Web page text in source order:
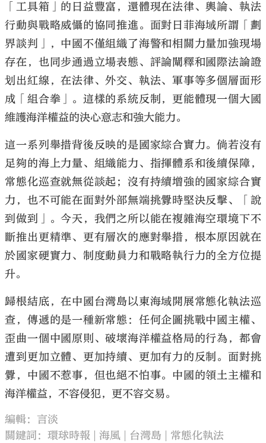
「工具箱」的日益豐富，還體現在法律、輿論、執法
行動與戰略威懾的協同推進。面對日菲海域所謂「劃
界談判」，中國不僅組織了海警和相關力量加強現場
存在，也同步通過立場表態、評論闡釋和國際法論證
划出紅線，在法律、外交、執法、軍事等多個層面形
成「組合拳」。這樣的系統反制，更能體現一個大國
維護海洋權益的決心意志和強大能力。
這一系列舉措背後反映的是國家綜合實力。倘若沒有
足夠的海上力量、組織能力、指揮體系和後續保障，
常態化巡查就無從談起；沒有持續增強的國家綜合實
力，也不可能在面對外部無端挑釁時堅決反擊、「說
到做到」。今天，我們之所以能在複雜海空環境下不
斷推出更精準、更有層次的應對舉措，根本原因就在
於國家硬實力、制度動員力和戰略執行力的全方位提
升。
歸根結底，在中國台灣島以東海域開展常態化執法巡
查，傳遞的是一種新常態：任何企圖挑戰中國主權、
歪曲一個中國原則、破壞海洋權益格局的行為，都會
遭到更加立體、更加持續、更加有力的反制。面對挑
釁，中國不惹事，但也絕不怕事。中國的領土主權和
海洋權益，不容侵犯，更不容交易。
編輯：言淡
關鍵詞：環球時報 海風 台灣島 常態化執法